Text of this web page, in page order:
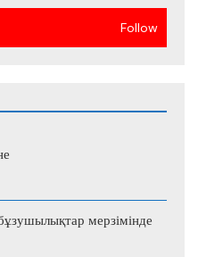
Follow
мерзімінде